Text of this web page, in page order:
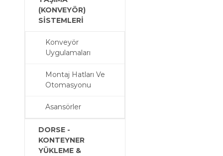
(KONVEYÖR)
SİSTEMLERİ
Konveyör
Uygulamaları
Montaj Hatları Ve
Otomasyonu
Asansörler
DORSE -
KONTEYNER
YÜKLEME &